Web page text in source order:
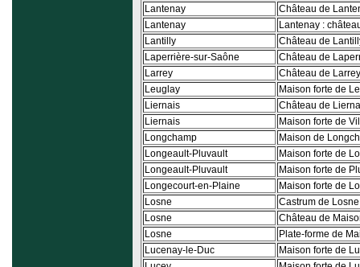
Lantenay
Château de
Lantenay
Lantenay :
Lantilly
Château de
Laperrière-sur-Saône
Château de
Larrey
Château de Larrey
Leuglay
Maison forte de
Liernais
Château de
Liernais
Maison forte de
Longchamp
Maison de
Longeault-Pluvault
Maison forte de
Longeault-Pluvault
Maison forte de
Longecourt-en-Plaine
Maison forte de
Losne
Castrum de Losne
Losne
Château de
Losne
Plate-forme de
Lucenay-le-Duc
Maison forte de